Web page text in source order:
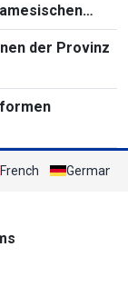
der Provinz
French German